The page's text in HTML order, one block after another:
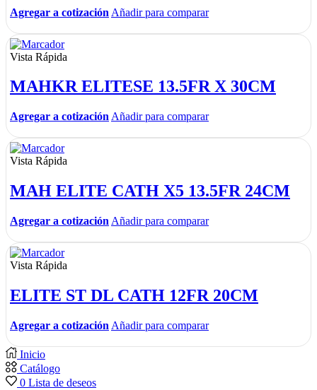
Agregar a cotización Añadir para comparar
Vista Rápida
MAHKR ELITESE 13.5FR X 30CM
Agregar a cotización Añadir para comparar
Vista Rápida
MAH ELITE CATH X5 13.5FR 24CM
Agregar a cotización Añadir para comparar
Vista Rápida
ELITE ST DL CATH 12FR 20CM
Agregar a cotización Añadir para comparar
Inicio
Catálogo
0 Lista de deseos